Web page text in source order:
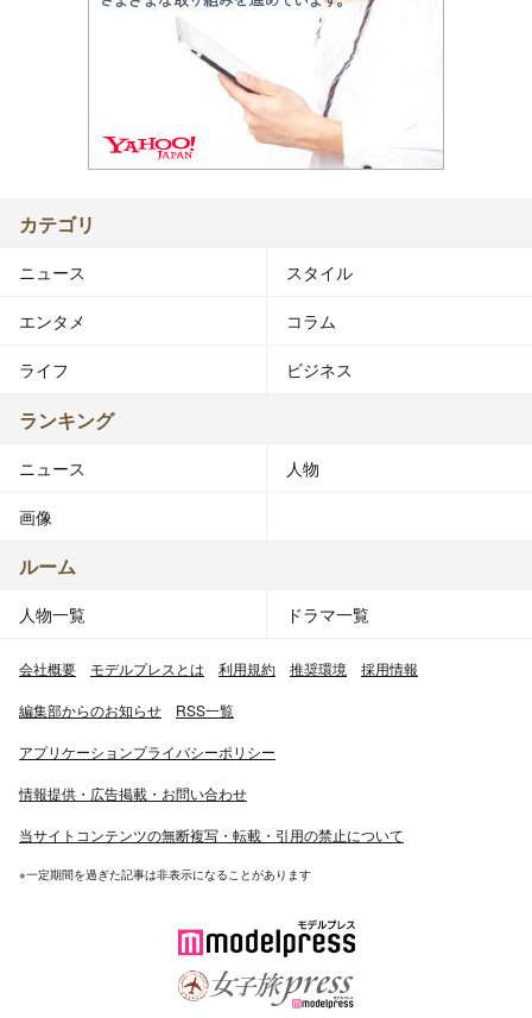
カテゴリ
ニュース スタイル
エンタメ コラム
ライフ ビジネス
ランキング
ニュース 人物
画像
ルーム
人物一覧 ドラマ一覧
会社概要 モデルプレスとは 利用規約 推奨環境 採用情報
編集部からのお知らせ RSS一覧
アプリケーションプライバシーポリシー
情報提供・広告掲載・お問い合わせ
当サイトコンテンツの無断複写・転載・引用の禁止について
※一定期間を過ぎた記事は非表示になることがあります